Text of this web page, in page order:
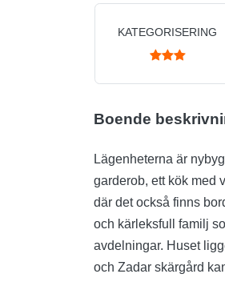
KATEGORISERING
Boende
Lägenheterna är
garderob, ett kök med
där det också finns
och kärleksfull familj
avdelningar. Huset
och Zadar skärgård